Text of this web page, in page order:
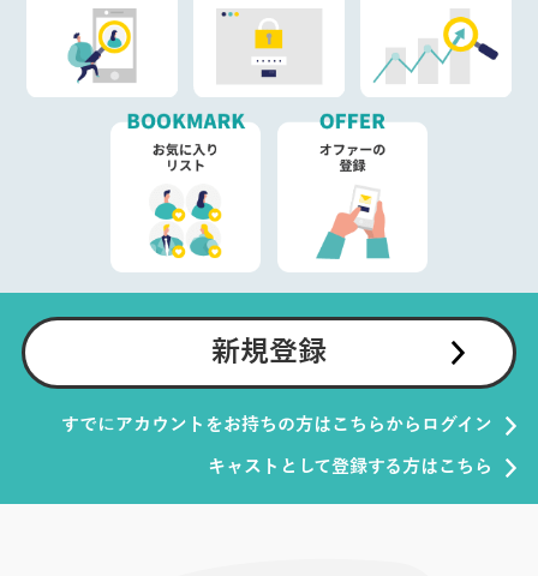
新規登録
すでにアカウントをお持ちの方はこちらからログイン
キャストとして登録する方はこちら